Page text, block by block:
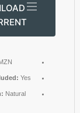
Yes
Natural